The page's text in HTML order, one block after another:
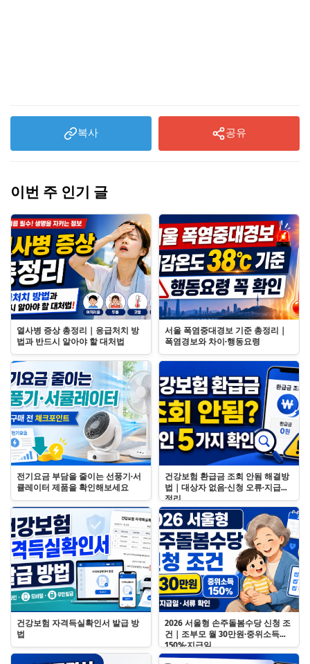
복사 공유
이번 주 인기 글
열사병 증상 총정리｜응급처치 방
법과 반드시 알아야 할 대처법
서울 폭염중대경보 기준 총정리｜
폭염경보와 차이·행동요령
전기요금 부담을 줄이는 선풍기·서
큘레이터 제품을 확인해보세요
건강보험 환급금 조회 안됨 해결방
법｜대상자 없음·신청 오류·지급일
정리
건강보험 자격득실확인서 발급 방
법
2026 서울형 손주돌봄수당 신청 조
건｜조부모 월 30만원·중위소득
150%·지급일